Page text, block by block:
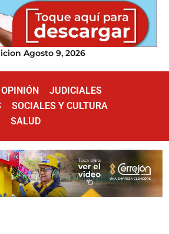
Agosto 9, 2026
OPINIÓN
JUDICIALES
SOCIALES Y CULTURA
SALUD